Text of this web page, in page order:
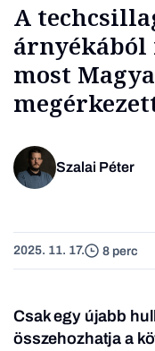
A
árnyékából
most
Szalai Péter
2025. 11. 17. 8 perc
Csak egy újabb
összehozhatja a